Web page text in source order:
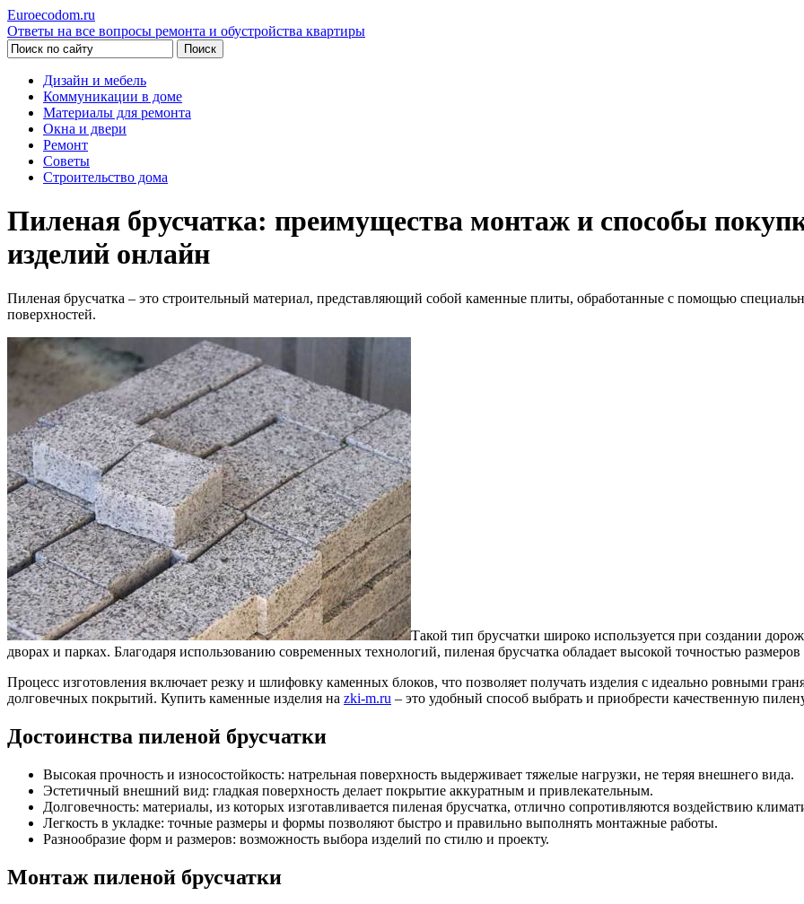
Euroecodom.ru
Ответы на все вопросы ремонта и обустройства квартиры
Дизайн и мебель
Коммуникации в доме
Материалы для ремонта
Окна и двери
Ремонт
Советы
Строительство дома
Пиленая брусчатка: преимущества монтаж и способы
изделий онлайн
Пиленая брусчатка – это строительный материал, представляющий собой каменные плиты, обработанные с помощью
поверхностей.
Такой тип брусчатки широко используется при создании
дворах и парках. Благодаря использованию современных технологий, пиленая брусчатка обладает высокой точностью
Процесс изготовления включает резку и шлифовку каменных блоков, что позволяет получать изделия с идеально ровными
долговечных покрытий. Купить каменные изделия на zki-m.ru – это удобный способ выбрать и приобрести качественную
Достоинства пиленой брусчатки
Высокая прочность и износостойкость: натрельная поверхность выдерживает тяжелые нагрузки, не теряя внешнего вида.
Эстетичный внешний вид: гладкая поверхность делает покрытие аккуратным и привлекательным.
Долговечность: материалы, из которых изготавливается пиленая брусчатка, отлично сопротивляются воздействию
Легкость в укладке: точные размеры и формы позволяют быстро и правильно выполнять монтажные работы.
Разнообразие форм и размеров: возможность выбора изделий по стилю и проекту.
Монтаж пиленой брусчатки